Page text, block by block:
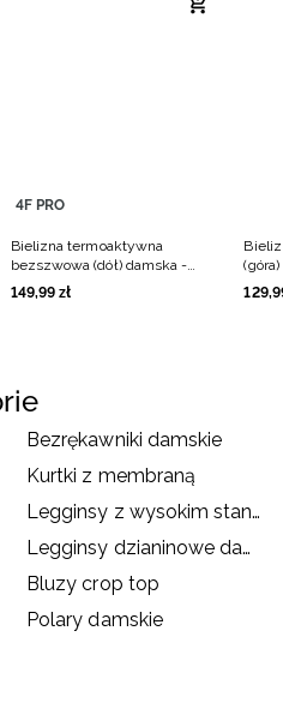
4F PRO
Bielizna termoaktywna
bezszwowa (dół) damska -
biała
149,99 zł
129,
Bezrękawniki damskie
Kurtki z membraną
Legginsy z wysokim stanem
Legginsy dzianinowe damskie
Bluzy crop top
Polary damskie